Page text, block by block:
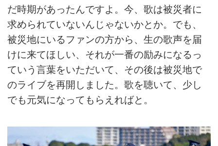
だ時期があったんですよ。今、歌は被災者に
求められていないんじゃないかとか。でも、
被災地にいるファンの方から、生の歌声を届
けに来てほしい、それが一番の励みになるっ
ていう言葉をいただいて、その後は被災地で
のライブを再開しました。歌を聴いて、少し
でも元気になってもらえればと。